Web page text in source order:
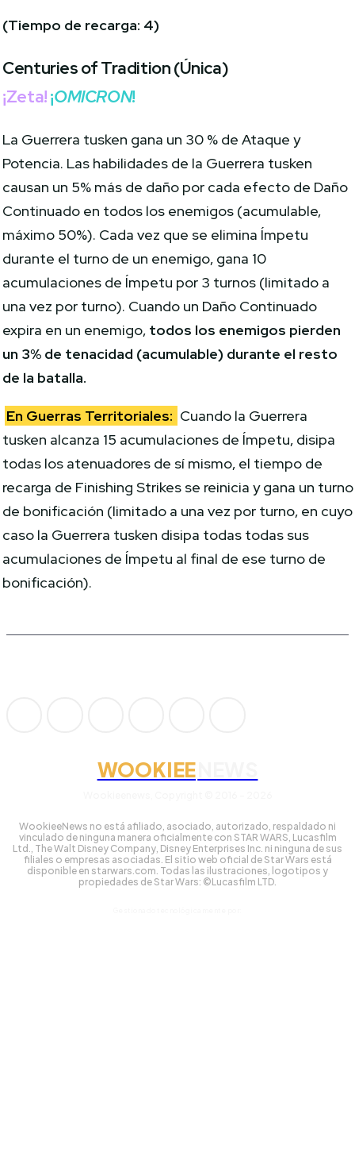
(Tiempo de recarga: 4)
Centuries of Tradition(Única)
¡Zeta!¡OMICRON!
La Guerrera tusken gana un 30 % de Ataque y
Potencia. Las habilidades de la Guerrera tusken
causan un 5% más de daño por cada efecto de Daño
Continuado en todos los enemigos (acumulable,
máximo 50%). Cada vez que se elimina Ímpetu
durante el turno de un enemigo, gana 10
acumulaciones de Ímpetu por 3 turnos (limitado a
una vez por turno). Cuando un Daño Continuado
expira en un enemigo, todos los enemigos pierden
un 3% de tenacidad (acumulable) durante el resto
de la batalla.
En Guerras Territoriales: Cuando la Guerrera
tusken alcanza 15 acumulaciones de Ímpetu, disipa
todas los atenuadores de sí mismo, el tiempo de
recarga de Finishing Strikes se reinicia y gana un turno
de bonificación (limitado a una vez por turno, en cuyo
caso la Guerrera tusken disipa todas todas sus
acumulaciones de Ímpetu al final de ese turno de
bonificación).
WOOKIEE
WookieeNews no está afiliado, asociado, autorizado, respaldado ni
vinculado de ninguna manera oficialmente con STAR WARS, Lucasfilm
Ltd., The Walt Disney Company, Disney Enterprises Inc. ni ninguna de sus
filiales o empresas asociadas. El sitio web oficial de Star Wars está
disponible en starwars.com. Todas las ilustraciones, logotipos y
propiedades de Star Wars: ©Lucasfilm LTD.